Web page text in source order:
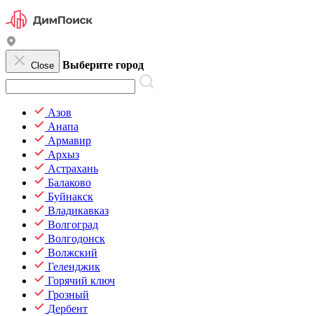
Close Выберите город
Азов
Анапа
Армавир
Архыз
Астрахань
Балаково
Буйнакск
Владикавказ
Волгоград
Волгодонск
Волжский
Геленджик
Горячий ключ
Грозный
Дербент